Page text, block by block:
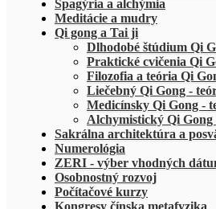
Spagýria a alchýmia
Meditácie a mudry
Qi gong a Tai ji
Dlhodobé štúdium Qi
Praktické cvičenia Qi
Filozofia a teória Qi
Liečebný Qi Gong -
Medicínsky Qi Gong -
Alchymistický Qi Gong
Sakrálna architektúra a
Numerológia
ZERI - výber vhodných
Osobnostný rozvoj
Počítačové kurzy